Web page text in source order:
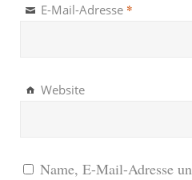
E-Mail-Adresse *
Website
Name, E-Mail-Adresse